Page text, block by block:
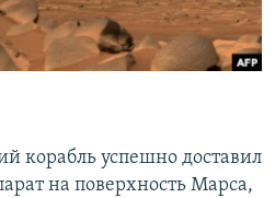
корабль успешно доставил
на поверхность Марса,